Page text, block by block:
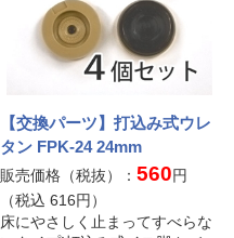
【交換パーツ】打込み式ウレ
タン FPK-24 24mm
販売価格（税抜）：560円
（税込616円）
床にやさしく止まってすべらな